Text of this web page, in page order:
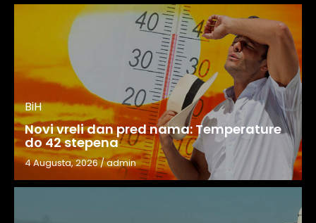
BiH
Novi vreli dan pred nama: Temperature
do 42 stepena
4 Augusta, 2026/admin